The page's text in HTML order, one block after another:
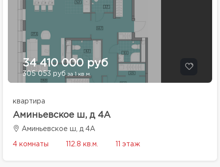
34 410 000 руб
305 053 рубза 1 кв.м.
квартира
Аминьевское ш, д 4А
Аминьевское ш, д 4А
4 комнаты 112.8 кв.м. 11 этаж